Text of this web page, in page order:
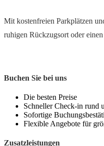
Mit kostenfreien Parkplätzen
ruhigen Rückzugsort oder
Buchen Sie bei uns
Die besten Preise
Schneller Check-in rund
Sofortige
Flexible Angebote für
Zusatzleistungen